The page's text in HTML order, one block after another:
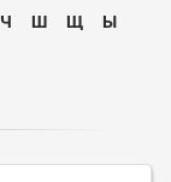
Ч Ш Щ Ы